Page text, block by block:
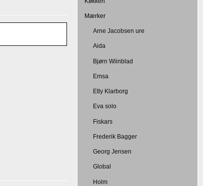
Mærker
Arne Jacobsen ure
Aida
Bjørn Wiinblad
Emsa
Etly Klarborg
Eva solo
Fiskars
Frederik Bagger
Georg Jensen
Global
Holm